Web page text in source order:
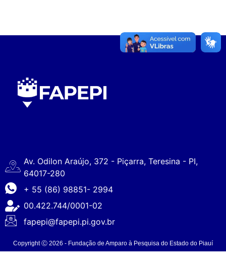
Av. Odilon Araújo, 372 - Piçarra, Teresina - PI,
64017-280
+ 55 (86) 98851- 2994
00.422.744/0001-02
fapepi@fapepi.pi.gov.br
Copyright Ⓒ 2026 - Fundação de Amparo à Pesquisa do Estado do Piauí